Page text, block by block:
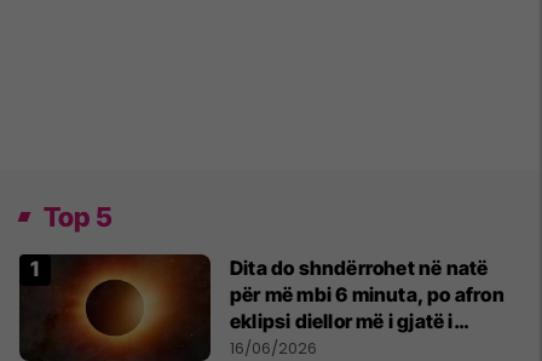
Top 5
Dita do shndërrohet në natë
për më mbi 6 minuta, po afron
eklipsi diellor më i gjatë i
shekullit të 21-të
16/06/2026